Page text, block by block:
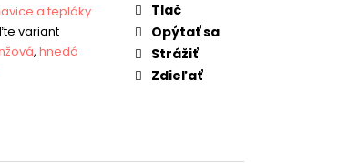
a tepláky
variant
, hnedá
Tlač
Opýtať sa
Strážiť
Zdieľať